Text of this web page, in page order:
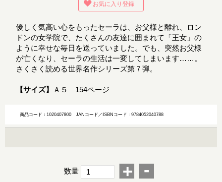
お気に入り登録
優しく気高い心をもったセーラは、お父様と離れ、ロン
ドンの女学院で、たくさんの友達に囲まれて「王女」の
ように幸せな毎日を送っていました。でも、突然お父様
が亡くなり、セーラの生活は一変してしまいます……。
さくさく読める世界名作シリーズ第７弾。
【サイズ】 Ａ５ 154ページ
商品コード：1020407800JANコード／ISBNコード：9784052040788
数量 + -